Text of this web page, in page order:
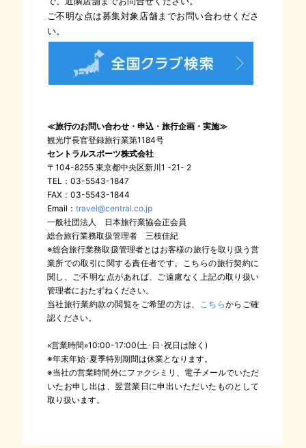
ご不明な点は募集対象店舗までお問い合わせくださ
い。
≪旅行のお問い合わせ・申込・旅行企画・実施≫
観光庁長官登録旅行業第1184号
セントラルスポーツ株式会社
〒104-8255 東京都中央区新川1 -21- 2
TEL：03-5543-1847
FAX：03-5543-1844
Email： travel@central.co.jp
一般社団法人 日本旅行業協会正会員
総合旅行業務取扱管理者 三枝佳紀
※総合旅行業務取扱管理者とはお客様の旅行を取り扱う営
業所での取引に関する責任者です。こちらの旅行契約に
関し、ご不明な点があれば、ご遠慮なく上記の取り扱い
管理者におたずねください。
当社旅行業約款の閲覧をご希望の方は、
こちらからご確
認ください。
«営業時間»10:00-17:00(土･日･祝日は除く)
※年末年始･夏季特別期間は休業となります。
※当社の営業時間外にファクシミリ、電子メールでいただ
いたお申し出は、翌営業日に申出いただいたものとして
取り扱います。